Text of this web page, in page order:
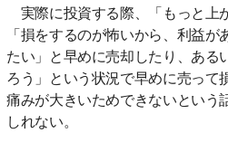
実際に投資する際、「もっと上
「損をするのが怖いから、利益
たい」と早めに売却したり、ある
ろう」という状況で早めに売って
痛みが大きいためできないという
しれない。